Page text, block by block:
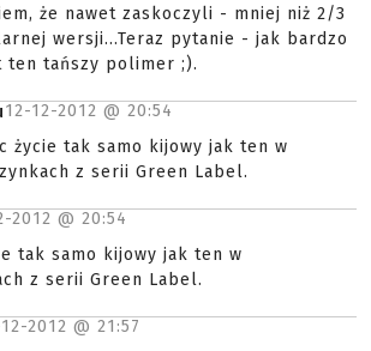
że nawet zaskoczyli - mniej niż 2/3
wersji...Teraz pytanie - jak bardzo
ten tańszy polimer ;).
12-12-2012 @ 20:54
życie tak samo kijowy jak ten w
z serii Green Label.
2012 @ 20:54
tak samo kijowy jak ten w
z serii Green Label.
2012 @ 21:57